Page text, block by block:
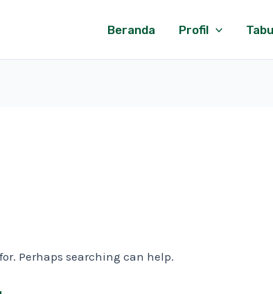
Beranda Profil
Perhaps searching can help.